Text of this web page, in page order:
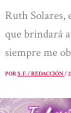
Ruth Solares,
que brindará
siempre me
PORS. F. / REDACCIÓN/